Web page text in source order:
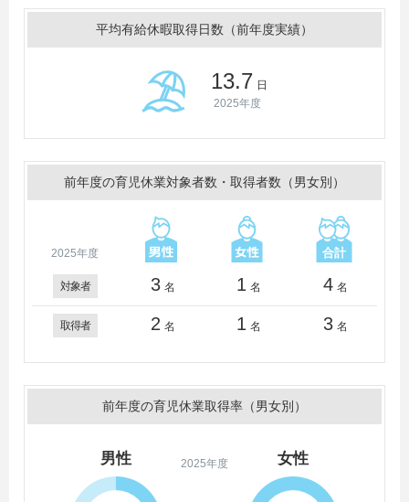
平均有給休暇取得日数（前年度実績）
13.7 日
2025年度
前年度の育児休業対象者数・取得者数（男女別）
2025年度
対象者 3 名 1 名 4 名
取得者 2 名 1 名 3 名
前年度の育児休業取得率（男女別）
2025年度
男性 女性